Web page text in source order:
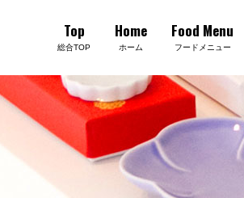
Top
総合TOP
Home
ホーム
Food Menu
フードメニュー